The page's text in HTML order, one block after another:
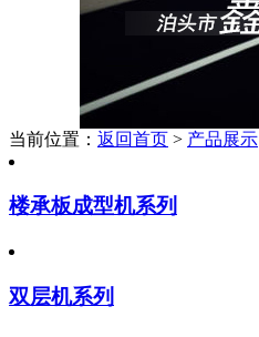
当前位置： 返回首页 > 产品展示
楼承板成型机系列
双层机系列